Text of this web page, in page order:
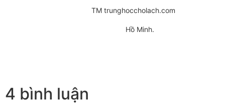
TM trunghoccholach.com
Hồ Minh.
4 bình luận